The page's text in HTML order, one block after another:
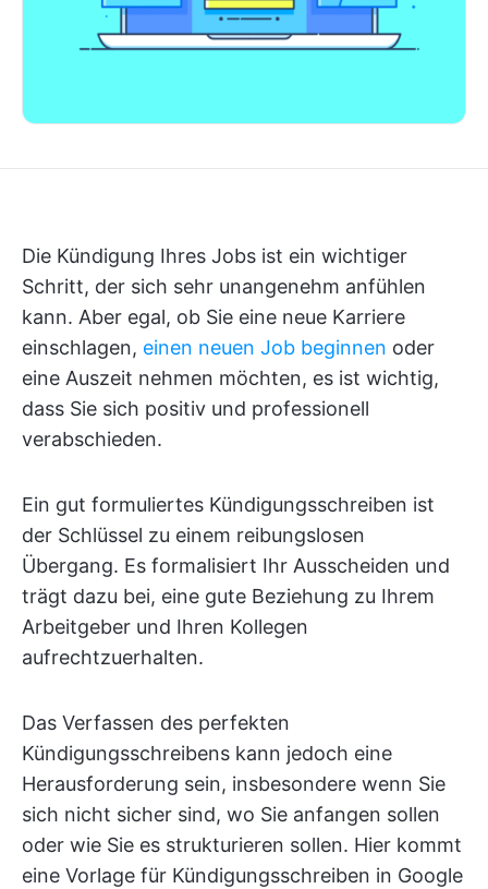
Die Kündigung Ihres Jobs ist ein wichtiger
Schritt, der sich sehr unangenehm anfühlen
kann. Aber egal, ob Sie eine neue Karriere
einschlagen, einen neuen Job beginnen oder
eine Auszeit nehmen möchten, es ist wichtig,
dass Sie sich positiv und professionell
verabschieden.
Ein gut formuliertes Kündigungsschreiben ist
der Schlüssel zu einem reibungslosen
Übergang. Es formalisiert Ihr Ausscheiden und
trägt dazu bei, eine gute Beziehung zu Ihrem
Arbeitgeber und Ihren Kollegen
aufrechtzuerhalten.
Das Verfassen des perfekten
Kündigungsschreibens kann jedoch eine
Herausforderung sein, insbesondere wenn Sie
sich nicht sicher sind, wo Sie anfangen sollen
oder wie Sie es strukturieren sollen. Hier kommt
eine Vorlage für Kündigungsschreiben in Google